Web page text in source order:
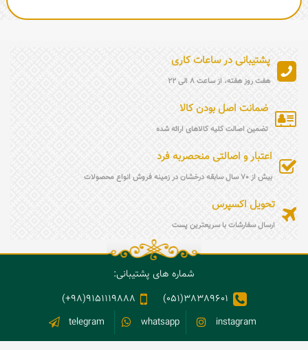
پشتیبانی در ساعات کاری
هفت روز هفته، از ساعت 8 الی 22
ضمانت اصل بودن کالا
تضمین اصالت کلیه کالاهای ارائه شده
اعتبار و اصالتی منحصربه فرد
بیش از 70 سال سابقه درخشان در زمینه فروش انواع محصولات
تحویل اکسپرس
ارسال سفارشات با سریعترین پست
شماره های پشتیبانی:
38389601(051)
9151119888(98+)
instagram
whatsapp
telegram